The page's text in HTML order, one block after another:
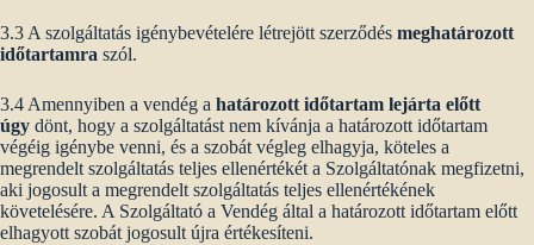
3.3 A szolgáltatás igénybevételére létrejött szerződés meghatározott
időtartamra szól.
3.4 Amennyiben a vendég a határozott időtartam lejárta előtt
úgy dönt, hogy a szolgáltatást nem kívánja a határozott időtartam
végéig igénybe venni, és a szobát végleg elhagyja, köteles a
megrendelt szolgáltatás teljes ellenértékét a Szolgáltatónak megfizetni,
aki jogosult a megrendelt szolgáltatás teljes ellenértékének
követelésére. A Szolgáltató a Vendég által a határozott időtartam előtt
elhagyott szobát jogosult újra értékesíteni.